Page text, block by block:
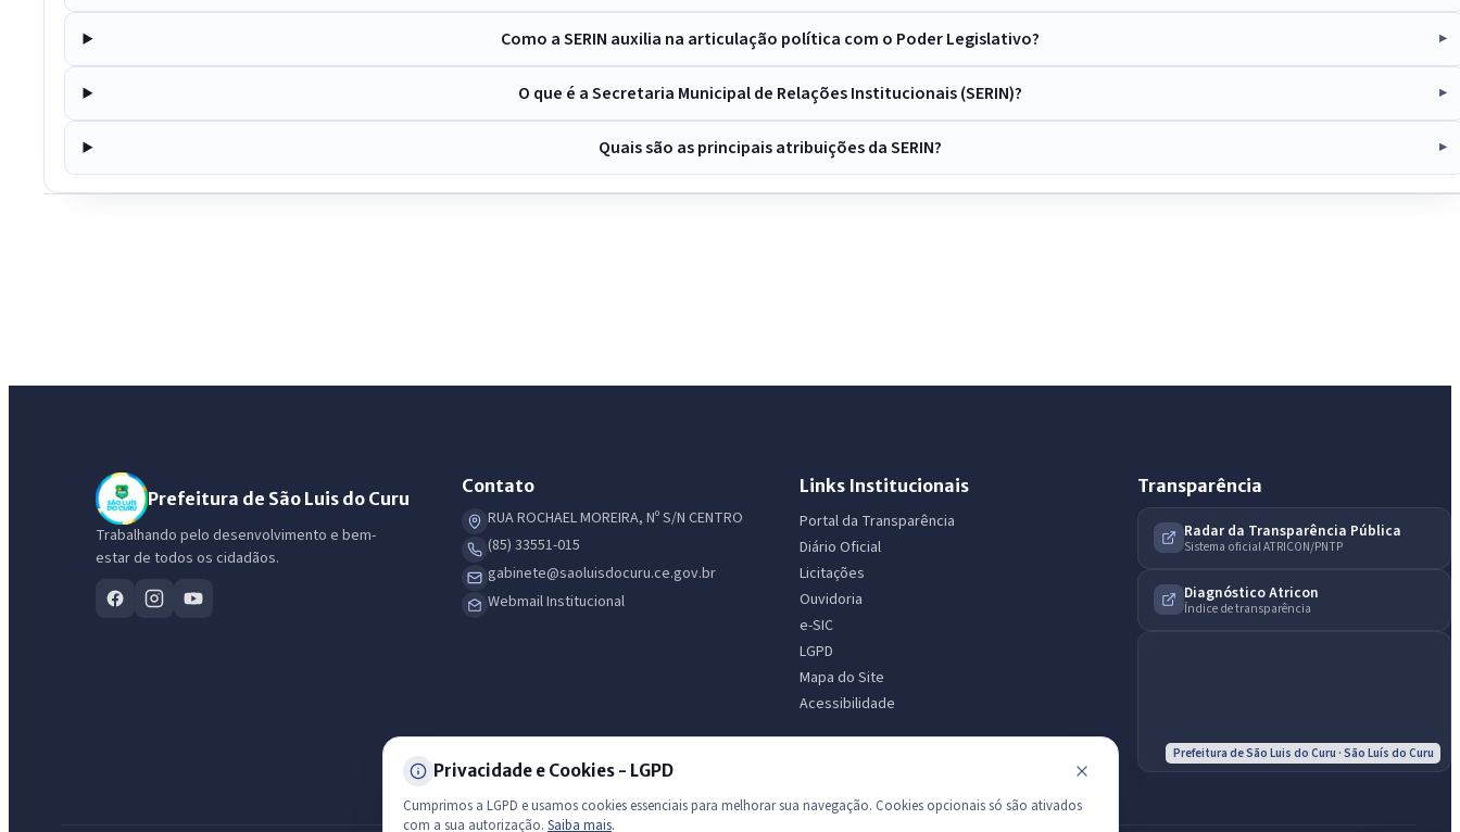
Como a SERIN auxilia na articulação política com o Poder Legislativo?
O que é a Secretaria Municipal de Relações Institucionais (SERIN)?
Quais são as principais atribuições da SERIN?
Prefeitura de São Luis do Curu
Trabalhando pelo desenvolvimento e bem-
estar de todos os cidadãos.
Contato
RUA ROCHAEL MOREIRA, Nº S/N CENTRO
(85) 33551-015
gabinete@saoluisdocuru.ce.gov.br
Webmail Institucional
Links Institucionais
Portal da Transparência
Diário Oficial
Licitações
Ouvidoria
e-SIC
LGPD
Mapa do Site
Acessibilidade
Transparência
Radar da Transparência Pública
Sistema oficial ATRICON/PNTP
Diagnóstico Atricon
Índice de transparência
Prefeitura de São Luis do Curu · São Luís do Curu
Privacidade e Cookies - LGPD
Cumprimos a LGPD e usamos cookies essenciais para melhorar sua navegação. Cookies opcionais só são ativados
com a sua autorização. Saiba mais.